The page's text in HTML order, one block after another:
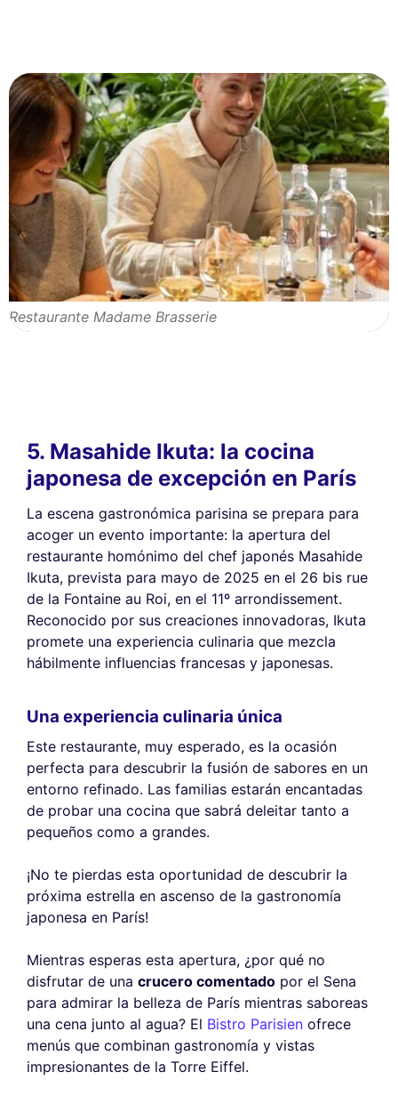
Restaurante Madame Brasserie
5. Masahide Ikuta: la cocina
japonesa de excepción en París
La escena gastronómica parisina se prepara para
acoger un evento importante: la apertura del
restaurante homónimo del chef japonés Masahide
Ikuta, prevista para mayo de 2025 en el 26 bis rue
de la Fontaine au Roi, en el 11º arrondissement.
Reconocido por sus creaciones innovadoras, Ikuta
promete una experiencia culinaria que mezcla
hábilmente influencias francesas y japonesas.
Una experiencia culinaria única
Este restaurante, muy esperado, es la ocasión
perfecta para descubrir la fusión de sabores en un
entorno refinado. Las familias estarán encantadas
de probar una cocina que sabrá deleitar tanto a
pequeños como a grandes.
¡No te pierdas esta oportunidad de descubrir la
próxima estrella en ascenso de la gastronomía
japonesa en París!
Mientras esperas esta apertura, ¿por qué no
disfrutar de una crucero comentado por el Sena
para admirar la belleza de París mientras saboreas
una cena junto al agua? El Bistro Parisien ofrece
menús que combinan gastronomía y vistas
impresionantes de la Torre Eiffel.